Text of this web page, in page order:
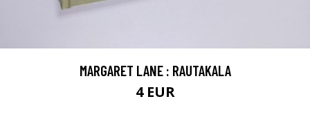
MARGARET LANE : RAUTAKALA
4 EUR